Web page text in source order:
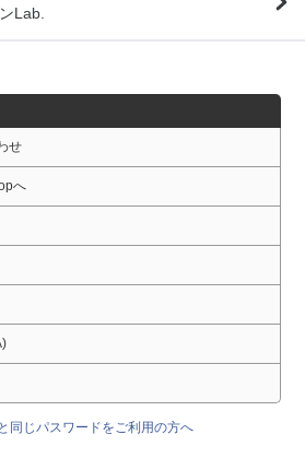
Lab.
せ
へ
同じパスワードをご利用の方へ